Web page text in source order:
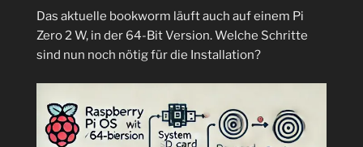
Das aktuelle bookworm läuft auch auf einem Pi
Zero 2 W, in der 64-Bit Version. Welche Schritte
sind nun noch nötig für die Installation?